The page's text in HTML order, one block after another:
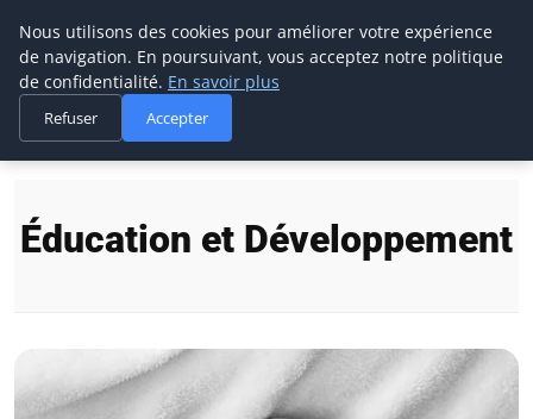
Maman-bebe.ch
Accueil Éducation et Développement
Éducation et Développement
Nous utilisons des cookies pour améliorer votre expérience
de navigation. En poursuivant, vous acceptez notre politique
de confidentialité. En savoir plus
Refuser Accepter